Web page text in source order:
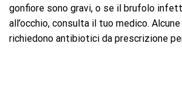
gonfiore sono gravi, o se il brufolo
all’occhio, consulta il tuo medico.
richiedono antibiotici da prescrizione